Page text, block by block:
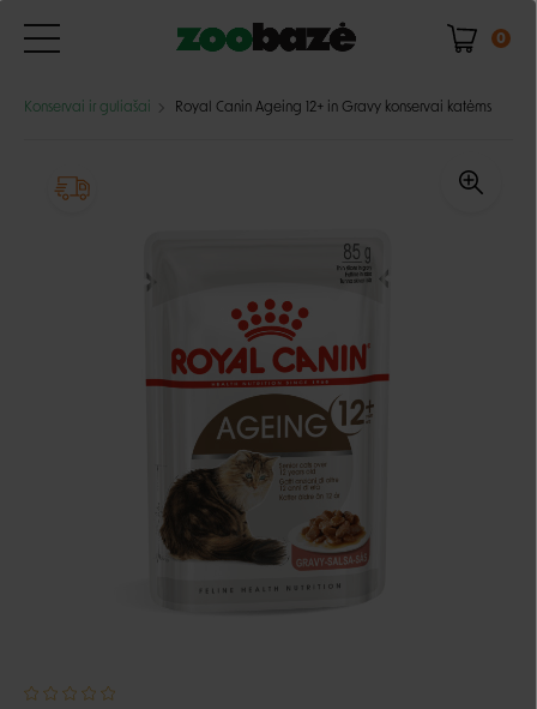
0
Konservai ir guliašai Royal Canin Ageing 12+ in Gravy konservai katėms